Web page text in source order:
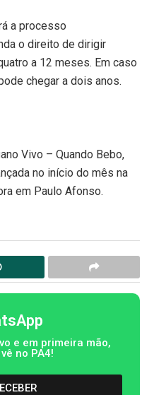
a processo
o direito de dirigir
a 12 meses. Em caso
chegar a dois anos.
Vivo – Quando Bebo,
no início do mês na
em Paulo Afonso.
e em primeira mão,
no PA4!